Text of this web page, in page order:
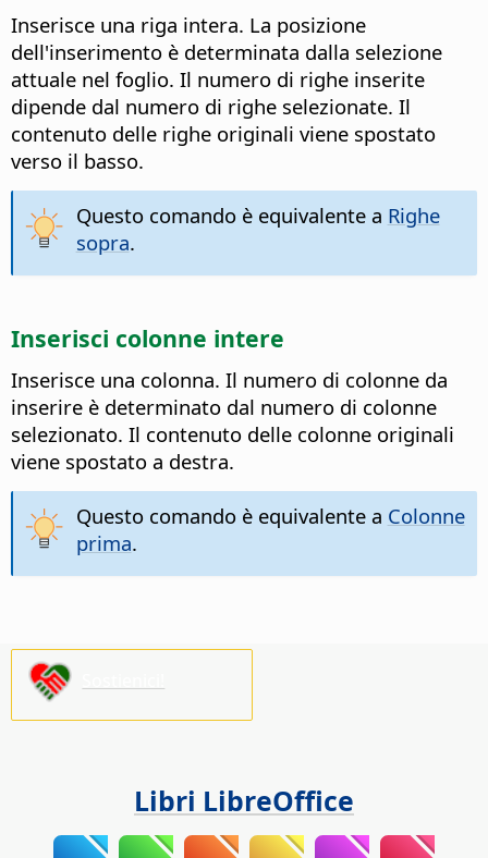
Inserisce una riga intera. La posizione
dell'inserimento è determinata dalla selezione
attuale nel foglio. Il numero di righe inserite
dipende dal numero di righe selezionate. Il
contenuto delle righe originali viene spostato
verso il basso.
Questo comando è equivalente a Righe
sopra.
Inserisci colonne intere
Inserisce una colonna. Il numero di colonne da
inserire è determinato dal numero di colonne
selezionato. Il contenuto delle colonne originali
viene spostato a destra.
Questo comando è equivalente a Colonne
prima.
Libri LibreOffice